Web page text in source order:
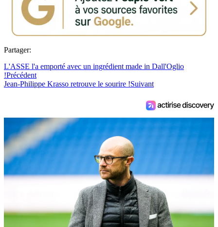
Partager:
L'ASSE l'a emporté avec un ingrédient made in Dall'Oglio
!Précédent
Jean-Philippe Krasso retrouve le sourire !Suivant